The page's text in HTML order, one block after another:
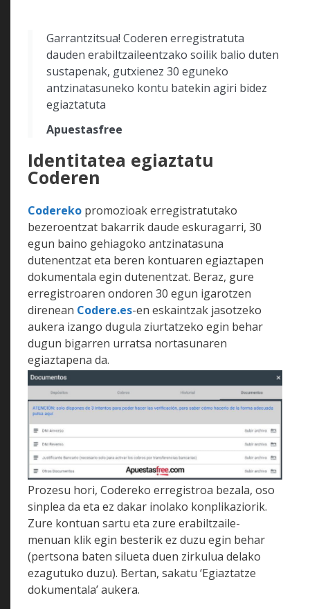
Garrantzitsua! Coderen erregistratuta
dauden erabiltzaileentzako soilik balio duten
sustapenak, gutxienez 30 eguneko
antzinatasuneko kontu batekin agiri bidez
egiaztatuta
Apuestasfree
Identitatea egiaztatu
Coderen
Codereko promozioak erregistratutako
bezeroentzat bakarrik daude eskuragarri, 30
egun baino gehiagoko antzinatasuna
dutenentzat eta beren kontuaren egiaztapen
dokumentala egin dutenentzat. Beraz, gure
erregistroaren ondoren 30 egun igarotzen
direnean Codere.es-en eskaintzak jasotzeko
aukera izango dugula ziurtatzeko egin behar
dugun bigarren urratsa nortasunaren
egiaztapena da.
Prozesu hori, Codereko erregistroa bezala, oso
sinplea da eta ez dakar inolako konplikaziorik.
Zure kontuan sartu eta zure erabiltzaile-
menuan klik egin besterik ez duzu egin behar
(pertsona baten silueta duen zirkulua delako
ezagutuko duzu). Bertan, sakatu ‘Egiaztatze
dokumentala’ aukera.